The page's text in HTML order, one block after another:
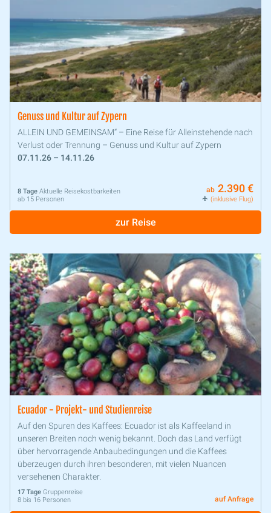
Genuss und Kultur auf Zypern
ALLEIN UND GEMEINSAM“ – Eine Reise für Alleinstehende nach
Verlust oder Trennung – Genuss und Kultur auf Zypern
07.11.26 – 14.11.26
8 Tage Aktuelle Reisekostbarkeiten
ab 15 Personen
ab 2.390 €
(inklusive Flug)
zur Reise
Ecuador - Projekt- und Studienreise
Auf den Spuren des Kaffees: Ecuador ist als Kaffeeland in
unseren Breiten noch wenig bekannt. Doch das Land verfügt
über hervorragende Anbaubedingungen und die Kaffees
überzeugen durch ihren besonderen, mit vielen Nuancen
versehenen Charakter.
17 Tage Gruppenreise
8 bis 16 Personen
auf Anfrage